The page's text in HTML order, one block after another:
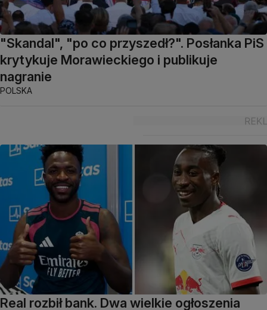
"Skandal", "po co przyszedł?". Posłanka PiS
krytykuje Morawieckiego i publikuje
nagranie
POLSKA
Real rozbił bank. Dwa wielkie ogłoszenia